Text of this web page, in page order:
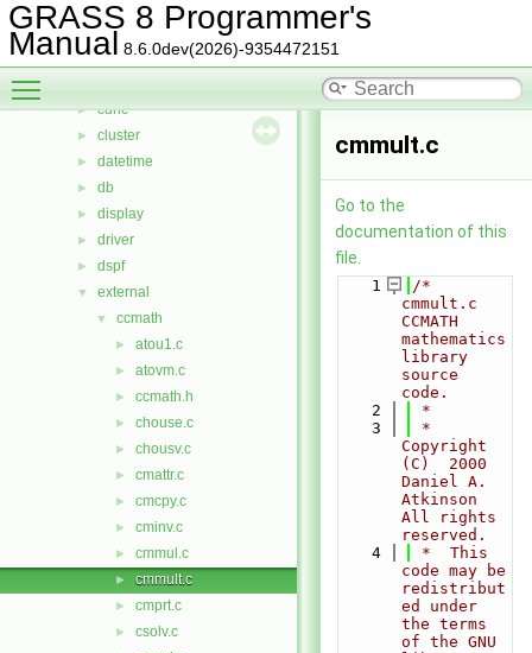
GRASS 8 Programmer's
Manual 8.6.0dev(2026)-9354472151
► btree
► btree2
► cairodriver
► cdhc
► cluster
► datetime
► db
► display
► driver
► dspf
▼ external
▼ ccmath
► atou1.c
► atovm.c
► ccmath.h
► chouse.c
► chousv.c
► cmattr.c
► cmcpy.c
► cminv.c
► cmmul.c
► cmmult.c
► cmprt.c
► csolv.c
cmmult.c
Go to the
documentation of this
file.
    1
/*
cmmult.c
CCMATH
mathematics
library
source
code.
    2
*
    3
*
Copyright
(C)  2000
Daniel A.
Atkinson
All rights
reserved.
    4
*  This
code may be
redistribut
ed under
the terms
of the GNU